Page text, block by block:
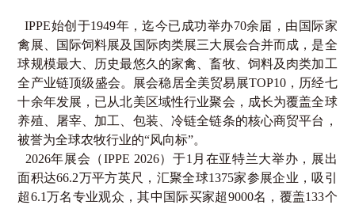
IPPE始创于1949年，迄今已成功举办70余届，由国际家
禽展、国际饲料展及国际肉类展三大展会合并而成，是全
球规模最大、历史最悠久的家禽、畜牧、饲料及肉类加工
全产业链顶级盛会。展会稳居全美贸易展TOP10，历经七
十余年发展，已从北美区域性行业聚会，成长为覆盖全球
养殖、屠宰、加工、包装、冷链全链条的核心商贸平台，
被誉为全球农牧行业的“风向标”。
2026年展会（IPPE 2026）于1 月在亚特兰大举办，展出
面积达66.2万平方英尺，汇聚全球1375家参展企业，吸引
超6.1万名专业观众，其中国际买家超9000名，覆盖133个